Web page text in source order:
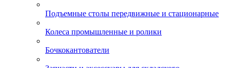
Подъемные столы передвижные и стационарные
Колеса промышленные и ролики
Бочкокантователи